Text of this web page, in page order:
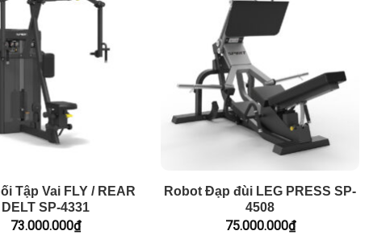
Tập Vai FLY / REAR
DELT SP-4331
73.000.000₫
Robot Đạp đùi LEG PRESS SP-
4508
75.000.000₫